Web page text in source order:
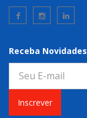
Receba Novidades
Inscrever